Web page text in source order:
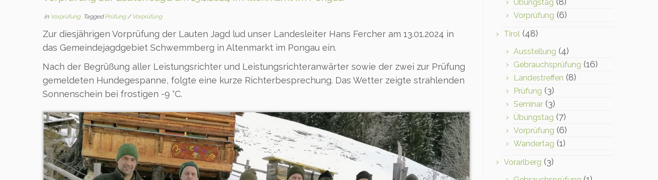
in Vorprüfung TaggedPrüfung/ Vorprüfung
Zur diesjährigen Vorprüfung der Lauten Jagd lud unser Landesleiter Hans Fercher am 13.01.2024 in
das Gemeindejagdgebiet Schwemmberg in Altenmarkt im Pongau ein.
Nach der Begrüßung aller Leistungsrichter und Leistungsrichteranwärter sowie der zwei zur Prüfung
gemeldeten Hundegespanne, folgte eine kurze Richterbesprechung. Das Wetter zeigte strahlenden
Sonnenschein bei frostigen -9 °C.
Übungstag
Vorprüfung (6)
Tirol (48)
Ausstellung (4)
Gebrauchsprüfung (16)
Landestreffen (8)
Prüfung (3)
Seminar (3)
Übungstag (7)
Vorprüfung (6)
Wandertag (1)
Vorarlberg (3)